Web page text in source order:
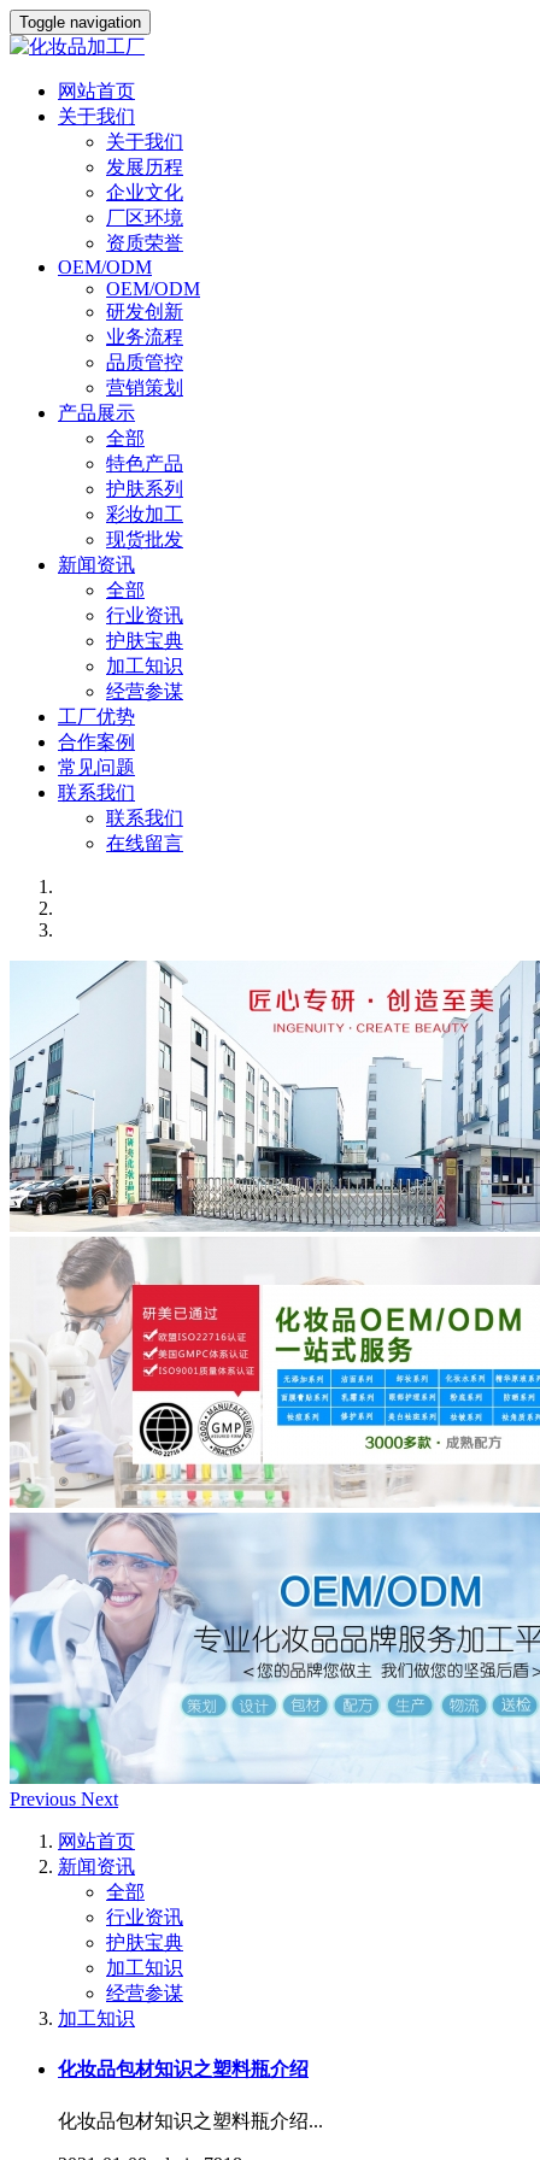
Toggle navigation
网站首页
关于我们
关于我们
发展历程
企业文化
厂区环境
资质荣誉
OEM/ODM
OEM/ODM
研发创新
业务流程
品质管控
营销策划
产品展示
全部
特色产品
护肤系列
彩妆加工
现货批发
新闻资讯
全部
行业资讯
护肤宝典
加工知识
经营参谋
工厂优势
合作案例
常见问题
联系我们
联系我们
在线留言
Previous Next
网站首页
新闻资讯
全部
行业资讯
护肤宝典
加工知识
经营参谋
加工知识
化妆品包材知识之塑料瓶介绍
化妆品包材知识之塑料瓶介绍...